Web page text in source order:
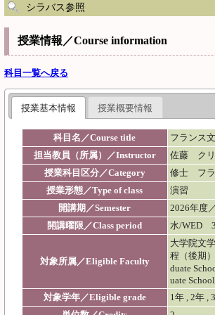
シラバス参照
授業情報／Course information
科目一覧へ戻る
授業基本情報 授業概要情報
科目名／Course title
フランス
担当教員（所属）／Instructor
佐藤 クリ
授業科目区分／Category
修士 フラ
授業形態／Type of class
演習
開講期／Semester
2026年度
開講曜限／Class period
水/WED 3
対象所属／Eligible Faculty
大学院文
程（後期
duate
uate
対象学年／Eligible grade
1年 , 2年 ,